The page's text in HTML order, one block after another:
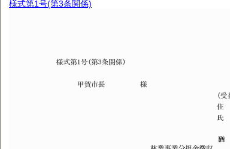
様式第1号(第3条関係)